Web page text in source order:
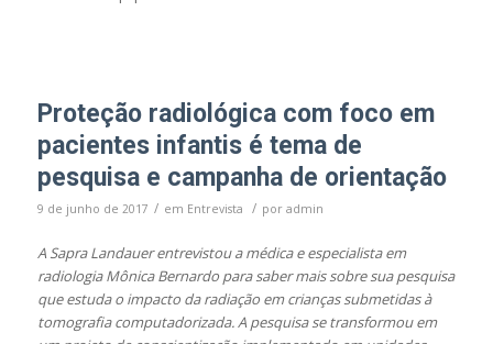
Proteção radiológica com foco em
pacientes infantis é tema de
pesquisa e campanha de orientação
9 de junho de 2017 / em Entrevista / por admin
A Sapra Landauer entrevistou a médica e especialista em
radiologia Mônica Bernardo para saber mais sobre sua pesquisa
que estuda o impacto da radiação em crianças submetidas à
tomografia computadorizada. A pesquisa se transformou em